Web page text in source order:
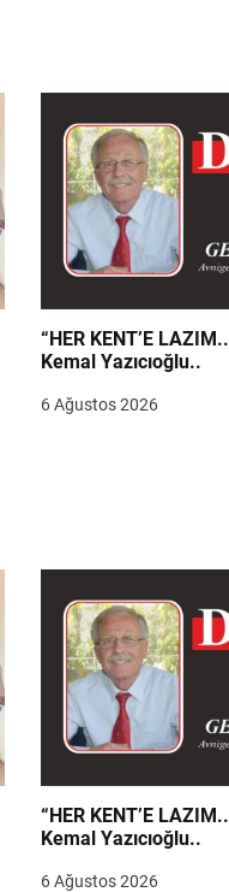
“HER KENT’E LAZIM.. ”Mehmet
Kemal Yazıcıoğlu..
6 Ağustos 2026
“HER KENT’E LAZIM.. ”Mehmet
Kemal Yazıcıoğlu..
6 Ağustos 2026